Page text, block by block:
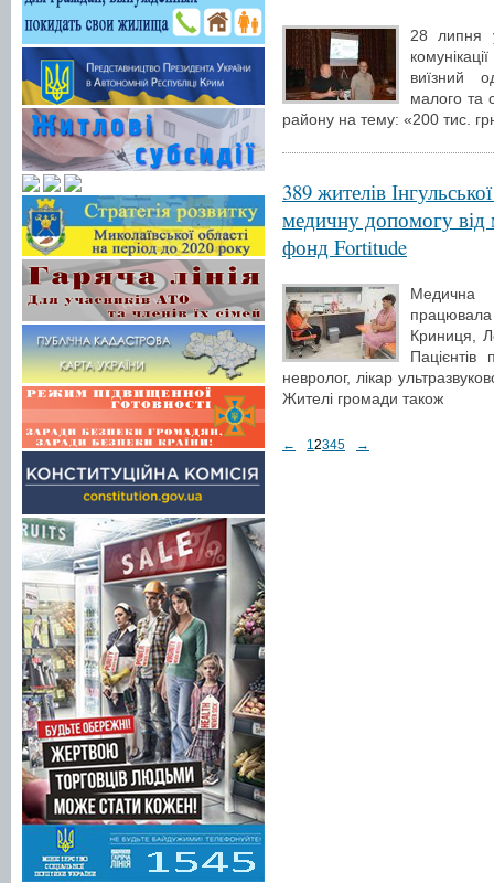
28 липня
виїзний
малого та
району на тему: «200 тис.
389 жителів
медичну допомогу від
фонд Fortitude
Медична
працювала
Криниця,
невролог, лікар
Жителі громади також
← 12345 →